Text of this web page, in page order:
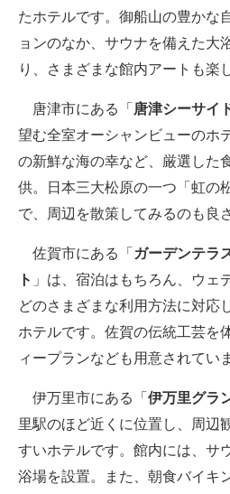
たホテルです。御船山の豊かな
ョンのなか、サウナを備えた大
り、さまざまな館内アートも楽
唐津市にある「 唐津シーサイ
望む全室オーシャンビューのホ
の新鮮な海の幸など、厳選した
供。日本三大松原の一つ「虹の
で、周辺を散策してみるのも良
佐賀市にある「 ガーデンテラ
ト 」は、宿泊はもちろん、ウェ
どのさまざまな利用方法に対応
ホテルです。佐賀の伝統工芸を
ィープランなども用意されてい
伊万里市にある「 伊万里グラ
里駅のほど近くに位置し、周辺
すいホテルです。館内には、サ
浴場を設置。また、朝食バイキ